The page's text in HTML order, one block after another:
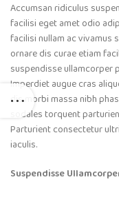
Accumsan ridiculus
facilisi eget amet odio
facilisi nullam ac vivamus
ornare dis curae etiam
suspendisse ullamcorper
Imperdiet augue cras
dis morbi massa nibh
sodales torquent
Parturient consectetur
iaculis.
Suspendisse